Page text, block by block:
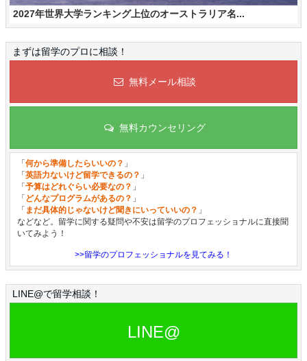
2027年世界大学ランキング上位のオーストラリア名...
まずは留学のプロに相談！
無料メール相談
無料カウンセリング
「何から準備したらいいの？ 」
「英語力ないけど留学できるの？ 」
「予算はどれぐらい必要なの？ 」
「 どんなプログラムがあるの？ 」
「 まだ具体的じゃないけど聞きにいっていいの？ 」
などなど。留学に関する疑問や不安は留学のプロフェッショナルに直接聞
いてみよう！
>>留学のプロフェッショナルを見てみる！
LINE@で留学相談！
LINE@